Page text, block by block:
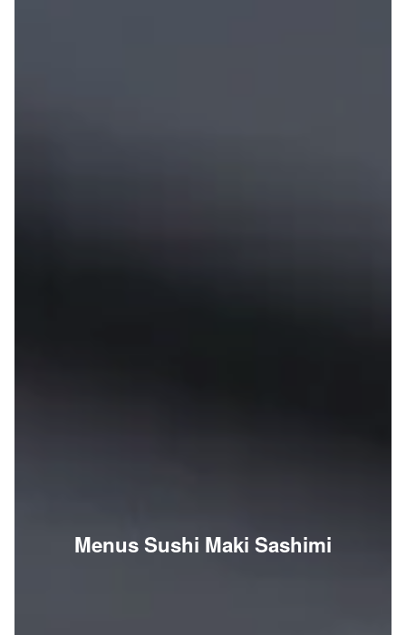
Menus Sushi Maki Sashimi